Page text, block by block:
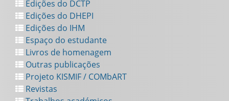
Edições do DCTP
Edições do DHEPI
Edições do IHM
Espaço do estudante
Livros de homenagem
Outras publicações
Projeto KISMIF / COMbART
Revistas